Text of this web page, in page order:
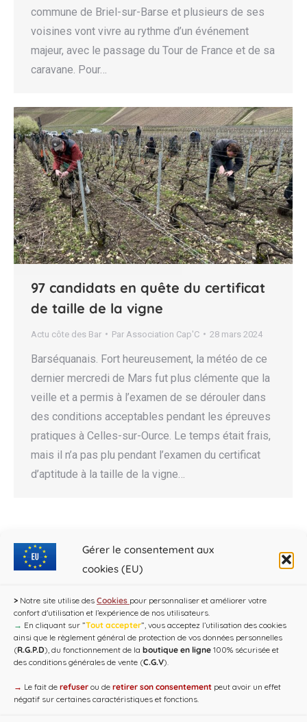
Gérer le consentement aux
cookies (EU)
> Notre site utilise des Cookies pour personnaliser et améliorer votre
confort d'utilisation et l’expérience de nos utilisateurs.
→ En cliquant sur ”Tout accepter”, vous acceptez l’utilisation des cookies
ainsi que le règlement général de protection de vos données personnelles
(R.G.P.D), du fonctionnement de la boutique en ligne 100% sécurisée et
des conditions générales de vente (C.G.V).
→ Le fait de refuser ou de retirer son consentement peut avoir un effet
négatif sur certaines caractéristiques et fonctions.
commune de Briel-sur-Barse et plusieurs de ses
voisines vont vivre au rythme d’un événement
majeur, avec le passage du Tour de France et de sa
caravane. Pour…
97 candidats en quête du certificat
de taille de la vigne
Actu côte des Bar Par Association Cap'C 28 mars 2024
Barséquanais. Fort heureusement, la météo de ce
dernier mercredi de Mars fut plus clémente que la
veille et a permis à l’examen de se dérouler dans
des conditions acceptables pendant les épreuves
pratiques à Celles-sur-Ource. Le temps était frais,
mais il n’a pas plu pendant l’examen du certificat
d’aptitude à la taille de la vigne…
← … 15 16 17 18
30